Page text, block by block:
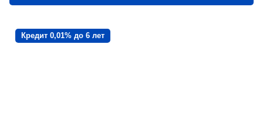
Кредит 0,01% до 6 лет